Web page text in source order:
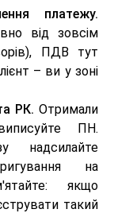
платежу.
від зовсім
ПДВ тут
– ви у зоні
РК. Отримали
ПН.
надсилайте
на
якщо
такий